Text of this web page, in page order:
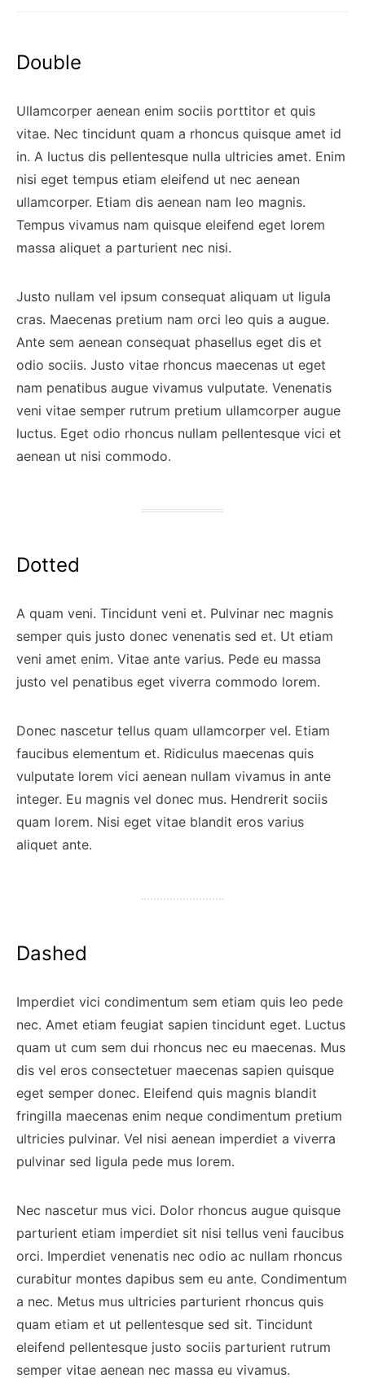
Double
Ullamcorper aenean enim sociis porttitor et quis
vitae. Nec tincidunt quam a rhoncus quisque amet id
in. A luctus dis pellentesque nulla ultricies amet. Enim
nisi eget tempus etiam eleifend ut nec aenean
ullamcorper. Etiam dis aenean nam leo magnis.
Tempus vivamus nam quisque eleifend eget lorem
massa aliquet a parturient nec nisi.
Justo nullam vel ipsum consequat aliquam ut ligula
cras. Maecenas pretium nam orci leo quis a augue.
Ante sem aenean consequat phasellus eget dis et
odio sociis. Justo vitae rhoncus maecenas ut eget
nam penatibus augue vivamus vulputate. Venenatis
veni vitae semper rutrum pretium ullamcorper augue
luctus. Eget odio rhoncus nullam pellentesque vici et
aenean ut nisi commodo.
Dotted
A quam veni. Tincidunt veni et. Pulvinar nec magnis
semper quis justo donec venenatis sed et. Ut etiam
veni amet enim. Vitae ante varius. Pede eu massa
justo vel penatibus eget viverra commodo lorem.
Donec nascetur tellus quam ullamcorper vel. Etiam
faucibus elementum et. Ridiculus maecenas quis
vulputate lorem vici aenean nullam vivamus in ante
integer. Eu magnis vel donec mus. Hendrerit sociis
quam lorem. Nisi eget vitae blandit eros varius
aliquet ante.
Dashed
Imperdiet vici condimentum sem etiam quis leo pede
nec. Amet etiam feugiat sapien tincidunt eget. Luctus
quam ut cum sem dui rhoncus nec eu maecenas. Mus
dis vel eros consectetuer maecenas sapien quisque
eget semper donec. Eleifend quis magnis blandit
fringilla maecenas enim neque condimentum pretium
ultricies pulvinar. Vel nisi aenean imperdiet a viverra
pulvinar sed ligula pede mus lorem.
Nec nascetur mus vici. Dolor rhoncus augue quisque
parturient etiam imperdiet sit nisi tellus veni faucibus
orci. Imperdiet venenatis nec odio ac nullam rhoncus
curabitur montes dapibus sem eu ante. Condimentum
a nec. Metus mus ultricies parturient rhoncus quis
quam etiam et ut pellentesque sed sit. Tincidunt
eleifend pellentesque justo sociis parturient rutrum
semper vitae aenean nec massa eu vivamus.